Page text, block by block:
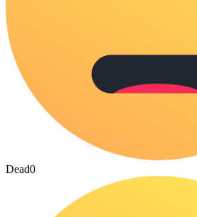
Dead0